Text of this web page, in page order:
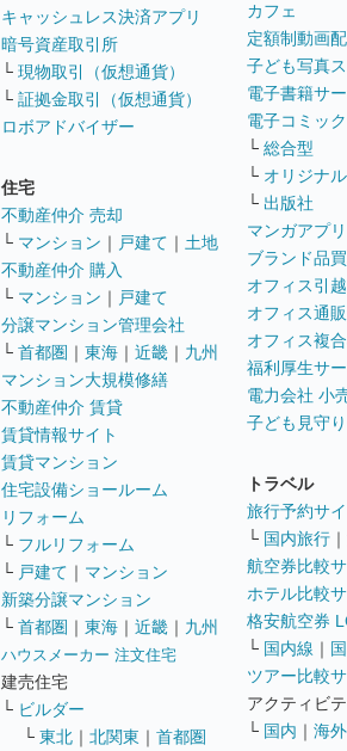
キャッシュレス決済アプリ
暗号資産取引所
└ 現物取引（仮想通貨）
└ 証拠金取引（仮想通貨）
ロボアドバイザー
住宅
不動産仲介 売却
└ マンション ｜ 戸建て ｜ 土地
不動産仲介 購入
└ マンション ｜ 戸建て
分譲マンション管理会社
└ 首都圏 ｜ 東海 ｜ 近畿 ｜ 九州
マンション大規模修繕
不動産仲介 賃貸
賃貸情報サイト
賃貸マンション
住宅設備ショールーム
リフォーム
└ フルリフォーム
└ 戸建て ｜ マンション
新築分譲マンション
└ 首都圏 ｜ 東海 ｜ 近畿 ｜ 九州
ハウスメーカー 注文住宅
建売住宅
└ ビルダー
└ 東北 ｜ 北関東 ｜ 首都圏
カフェ
定額制動画
子ども写真
電子書籍サ
電子コミッ
└ 総合型
└ オリジナ
└ 出版社
マンガアプ
ブランド品
オフィス引
オフィス通販
オフィス複
福利厚生サ
電力会社 小
子ども見守
トラベル
旅行予約サイ
└ 国内旅行 ｜
航空券比較
ホテル比較
格安航空券
└ 国内線 ｜
ツアー比較
アクティビ
└ 国内 ｜ 海外